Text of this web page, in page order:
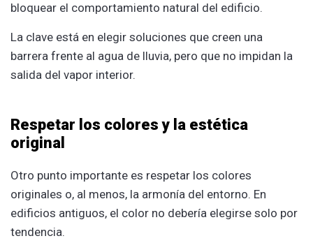
bloquear el comportamiento natural del edificio.
La clave está en elegir soluciones que creen una
barrera frente al agua de lluvia, pero que no impidan la
salida del vapor interior.
Respetar los colores y la estética
original
Otro punto importante es respetar los colores
originales o, al menos, la armonía del entorno. En
edificios antiguos, el color no debería elegirse solo por
tendencia.